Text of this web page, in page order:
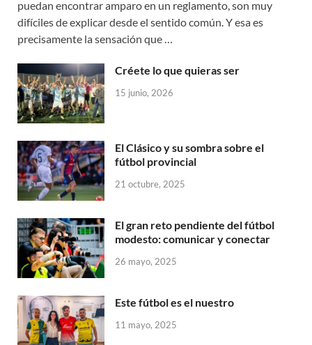
puedan encontrar amparo en un reglamento, son muy
difíciles de explicar desde el sentido común. Y esa es
precisamente la sensación que …
Créete lo que quieras ser
15 junio, 2026
El Clásico y su sombra sobre el
fútbol provincial
21 octubre, 2025
El gran reto pendiente del fútbol
modesto: comunicar y conectar
26 mayo, 2025
Este fútbol es el nuestro
11 mayo, 2025